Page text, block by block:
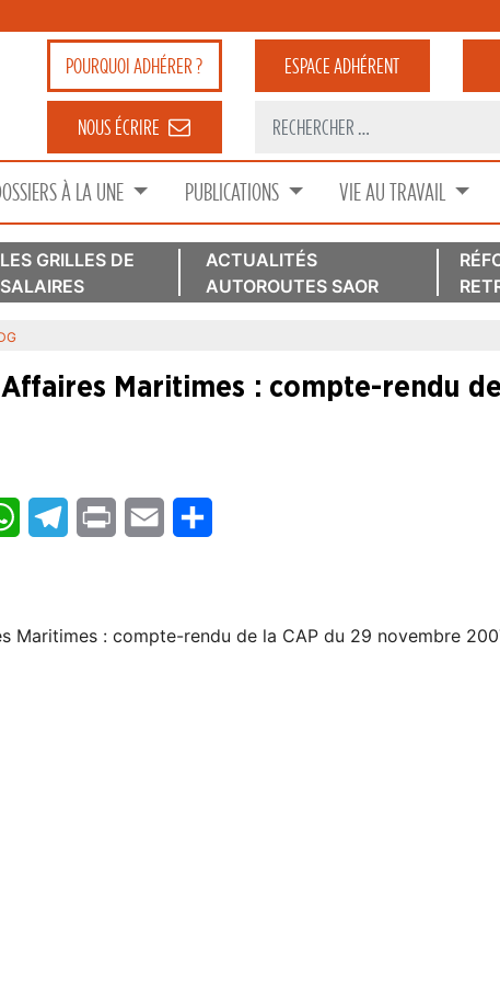
POURQUOIADHÉRER ? ESPACEADHÉRENT
NOUS ÉCRIRE
À LA UNE PUBLICATIONS VIE AU TRAVAIL
LES GRILLES DE
SALAIRES
ACTUALITÉS
AUTOROUTES SAOR
Affaires Maritimes : compte-rendu
WhatsAppTelegram
Print Email
Maritimes : compte-rendu de la CAP du 29 novembre